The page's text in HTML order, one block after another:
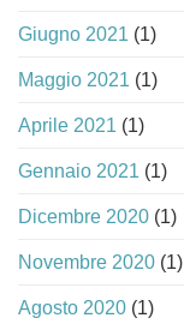
Giugno 2021 (1)
Maggio 2021 (1)
Aprile 2021 (1)
Gennaio 2021 (1)
Dicembre 2020 (1)
Novembre 2020 (1)
Agosto 2020 (1)